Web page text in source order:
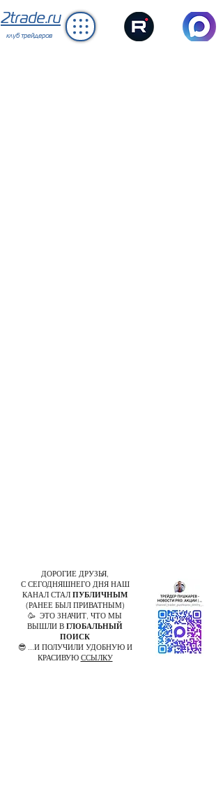
2trade.ru
клуб трейдеров
ДОРОГИЕ ДРУЗЬЯ,
С СЕГОДНЯШНЕГО ДНЯ НАШ
КАНАЛ СТАЛ ПУБЛИЧНЫМ
(РАНЕЕ БЫЛ ПРИВАТНЫМ)
🥳 ЭТО ЗНАЧИТ, ЧТО МЫ
ВЫШЛИ В ГЛОБАЛЬНЫЙ
ПОИСК
😎 ...И ПОЛУЧИЛИ УДОБНУЮ И
КРАСИВУЮ ССЫЛКУ